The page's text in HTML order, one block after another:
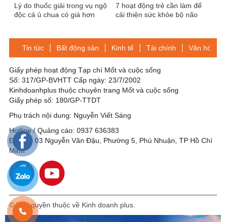
Lý do thuốc giải trong vụ ngộ
độc cá ủ chua có giá hơn
7 hoạt động trẻ cần làm để
cải thiện sức khỏe bộ não
Tin tức Bất động sản Kinh tế Tài chính Văn hóa-
Giấy phép hoạt động Tạp chí Mốt và cuộc sống
Số: 317/GP-BVHTT Cấp ngày: 23/7/2002
Kinhdoanhplus thuộc chuyên trang Mốt và cuộc sống
Giấy phép số: 180/GP-TTDT
Phụ trách nội dung: Nguyễn Viết Sáng
Hotline / Quảng cáo: 0937 636383
Địa chỉ: 03 Nguyễn Văn Đậu, Phường 5, Phú Nhuận, TP Hồ Chí
Minh
© Bản quyền thuộc về Kinh doanh plus.